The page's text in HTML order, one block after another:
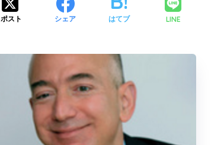
ポスト シェア はてブ LINE